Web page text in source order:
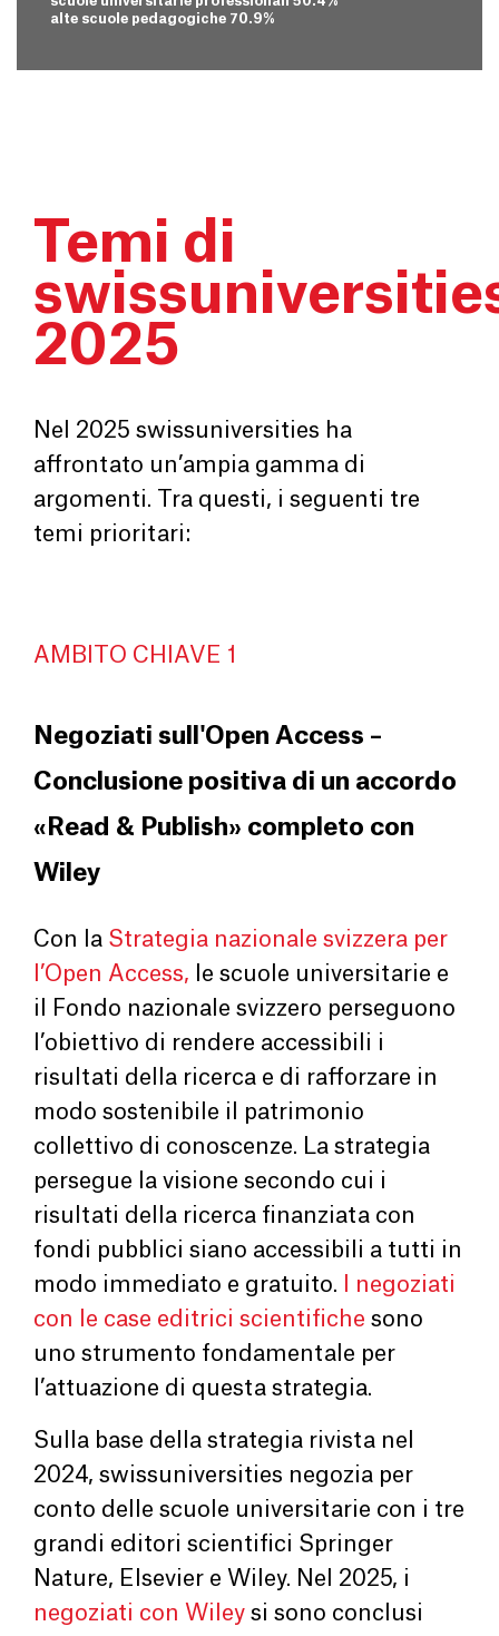
alte scuole pedagogiche 70.9%
Temi di
2025
Nel 2025 swissuniversities ha
affrontato un’ampia gamma di
argomenti. Tra questi, i seguenti tre
temi prioritari:
AMBITO CHIAVE 1
Negoziati sull'Open Access –
Conclusione positiva di un accordo
«Read & Publish» completo con
Wiley
Con la Strategia nazionale svizzera per
l’Open Access, le scuole universitarie e
il Fondo nazionale svizzero perseguono
l’obiettivo di rendere accessibili i
risultati della ricerca e di rafforzare in
modo sostenibile il patrimonio
collettivo di conoscenze. La strategia
persegue la visione secondo cui i
risultati della ricerca finanziata con
fondi pubblici siano accessibili a tutti in
modo immediato e gratuito.
I negoziati
con le case editrici scientifiche sono
uno strumento fondamentale per
l’attuazione di questa strategia.
Sulla base della strategia rivista nel
2024, swissuniversities negozia per
conto delle scuole universitarie con i tre
grandi editori scientifici Springer
Nature, Elsevier e Wiley. Nel 2025, i
negoziati con Wiley si sono conclusi